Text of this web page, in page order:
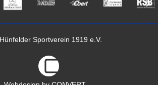
Hünfelder Sportverein 1919 e.V.